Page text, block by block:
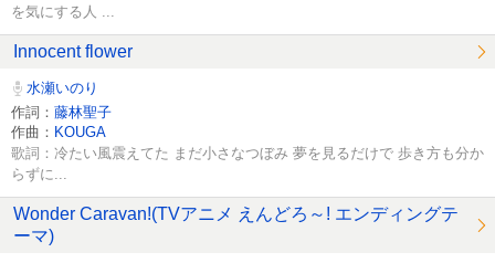
を気にする人 ...
Innocent flower
水瀬いのり
作詞： 藤林聖子
作曲： KOUGA
歌詞：冷たい風震えてた まだ小さなつぼみ 夢を見るだけで 歩き方も分か
らずに...
Wonder Caravan!(TVアニメ えんどろ～! エンディングテ
ーマ)